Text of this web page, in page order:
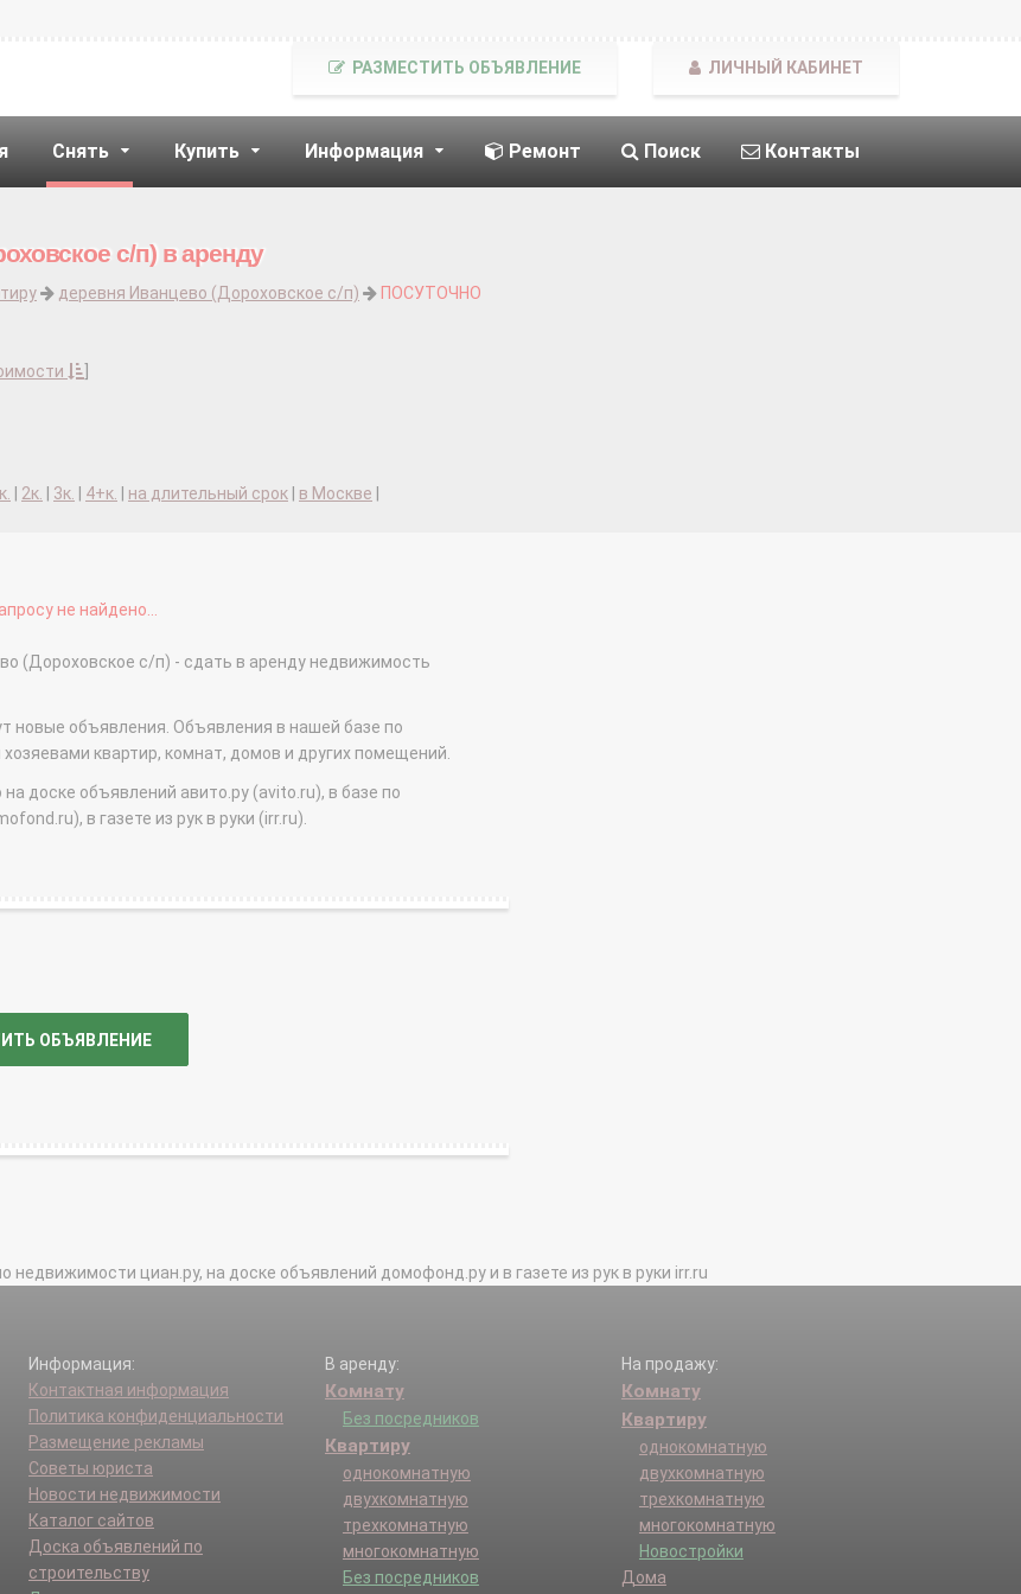
Снять Купить Информация Ремонт Поиск Контакты
РАЗМЕСТИТЬ ОБЪЯВЛЕНИЕ ЛИЧНЫЙ КАБИНЕТ
с/п) в аренду
деревня Иванцево (Дороховское с/п) ПОСУТОЧНО
2к. 3к. 4+к. на длительный срок в Москве
не найдено...
(Дороховское с/п) - сдать в аренду недвижимость
новые объявления. Объявления в нашей базе по
квартир, комнат, домов и других помещений.
доске объявлений авито.ру (avito.ru), в базе по
в газете из рук в руки (irr.ru).
ОБЪЯВЛЕНИЕ
недвижимости циан.ру, на доске объявлений домофонд.ру и в газете из рук в руки irr.ru
Информация:
Контактная информация
Политика конфиденциальности
Размещение рекламы
Советы юриста
Новости недвижимости
Каталог сайтов
Доска объявлений по
строительству
В аренду:
Комнату
Без посредников
Квартиру
однокомнатную
двухкомнатную
трехкомнатную
многокомнатную
Без посредников
На продажу:
Комнату
Квартиру
однокомнатную
двухкомнатную
трехкомнатную
многокомнатную
Новостройки
Дома